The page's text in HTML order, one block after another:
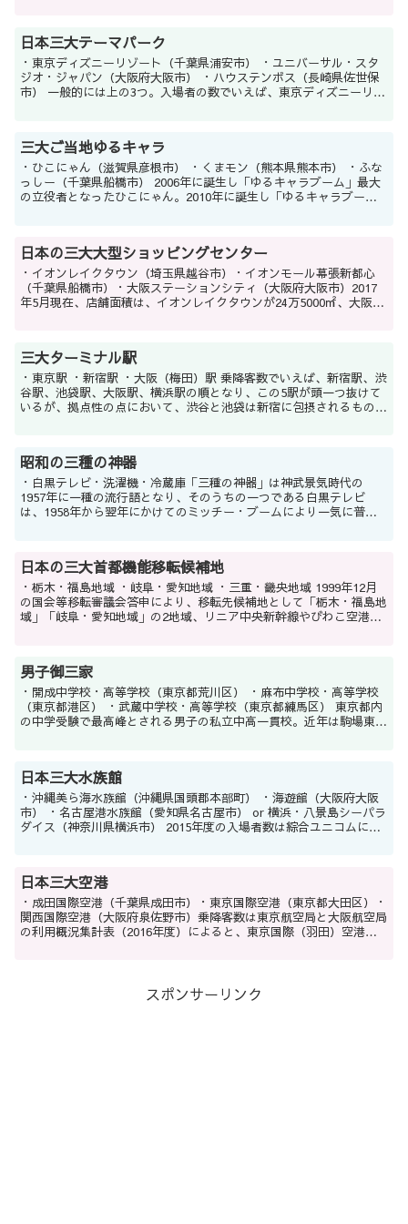
日本三大テーマパーク
・東京ディズニーリゾート（千葉県浦安市） ・ユニバーサル・スタ
ジオ・ジャパン（大阪府大阪市） ・ハウステンボス（長崎県佐世保
市） 一般的には上の3つ。入場者の数でいえば、東京ディズニーリゾ
三大ご当地ゆるキャラ
・ひこにゃん（滋賀県彦根市） ・くまモン（熊本県熊本市） ・ふな
っしー（千葉県船橋市） 2006年に誕生し「ゆるキャラブーム」最大
の立役者となったひこにゃん。2010年に誕生し「ゆるキャラブー
日本の三大大型ショッピングセンター
・イオンレイクタウン（埼玉県越谷市）・イオンモール幕張新都心
（千葉県船橋市）・大阪ステーションシティ（大阪府大阪市）2017
年5月現在、店舗面積は、イオンレイクタウンが24万5000㎡、大阪ス
三大ターミナル駅
・東京駅 ・新宿駅 ・大阪（梅田）駅 乗降客数でいえば、新宿駅、渋
谷駅、池袋駅、大阪駅、横浜駅の順となり、この5駅が頭一つ抜けて
いるが、拠点性の点において、渋谷と池袋は新宿に包摂されるもので
昭和の三種の神器
・白黒テレビ・洗濯機・冷蔵庫「三種の神器」は神武景気時代の
1957年に一種の流行語となり、そのうちの一つである白黒テレビ
は、1958年から翌年にかけてのミッチー・ブームにより一気に普及
日本の三大首都機能移転候補地
・栃木・福島地域 ・岐阜・愛知地域 ・三重・畿央地域 1999年12月
の国会等移転審議会答申により、移転先候補地として「栃木・福島地
域」「岐阜・愛知地域」の2地域、リニア中央新幹線やびわこ空港の
男子御三家
・開成中学校・高等学校（東京都荒川区） ・麻布中学校・高等学校
（東京都港区） ・武蔵中学校・高等学校（東京都練馬区） 東京都内
の中学受験で最高峰とされる男子の私立中高一貫校。近年は駒場東邦
日本三大水族館
・沖縄美ら海水族館（沖縄県国頭郡本部町） ・海遊館（大阪府大阪
市） ・名古屋港水族館（愛知県名古屋市） or 横浜・八景島シーパラ
ダイス（神奈川県横浜市） 2015年度の入場者数は綜合ユニコムによ
日本三大空港
・成田国際空港（千葉県成田市）・東京国際空港（東京都大田区）・
関西国際空港（大阪府泉佐野市）乗降客数は東京航空局と大阪航空局
の利用概況集計表（2016年度）によると、東京国際（羽田）空港が
スポンサーリンク